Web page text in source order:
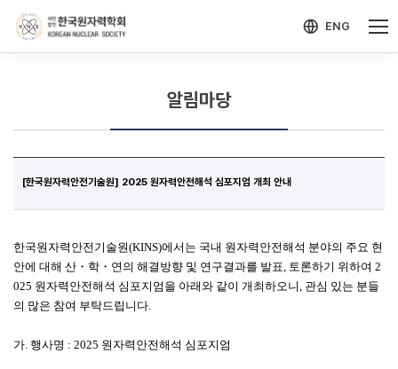
ENG
알림마당
[한국원자력안전기술원] 2025 원자력안전해석 심포지엄 개최 안내
한국원자력안전기술원(KINS)에서는 국내 원자력안전해석 분야의 주요 현
안에 대해 산 ・ 학 ・ 연의 해결방향 및 연구결과를 발표, 토론하기 위하여 2
025 원자력안전해석 심포지엄을 아래와 같이 개최하오니, 관심 있는 분들
의 많은 참여 부탁드립니다.
가. 행사명 : 2025 원자력안전해석 심포지엄